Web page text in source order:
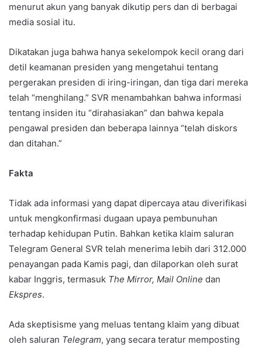
menurut akun yang banyak dikutip pers dan di berbagai
media sosial itu.
Dikatakan juga bahwa hanya sekelompok kecil orang dari
detil keamanan presiden yang mengetahui tentang
pergerakan presiden di iring-iringan, dan tiga dari mereka
telah “menghilang.” SVR menambahkan bahwa informasi
tentang insiden itu “dirahasiakan” dan bahwa kepala
pengawal presiden dan beberapa lainnya “telah diskors
dan ditahan.”
Fakta
Tidak ada informasi yang dapat dipercaya atau diverifikasi
untuk mengkonfirmasi dugaan upaya pembunuhan
terhadap kehidupan Putin. Bahkan ketika klaim saluran
Telegram General SVR telah menerima lebih dari 312.000
penayangan pada Kamis pagi, dan dilaporkan oleh surat
kabar Inggris, termasuk The Mirror, Mail Online dan
Ekspres.
Ada skeptisisme yang meluas tentang klaim yang dibuat
oleh saluran Telegram, yang secara teratur memposting